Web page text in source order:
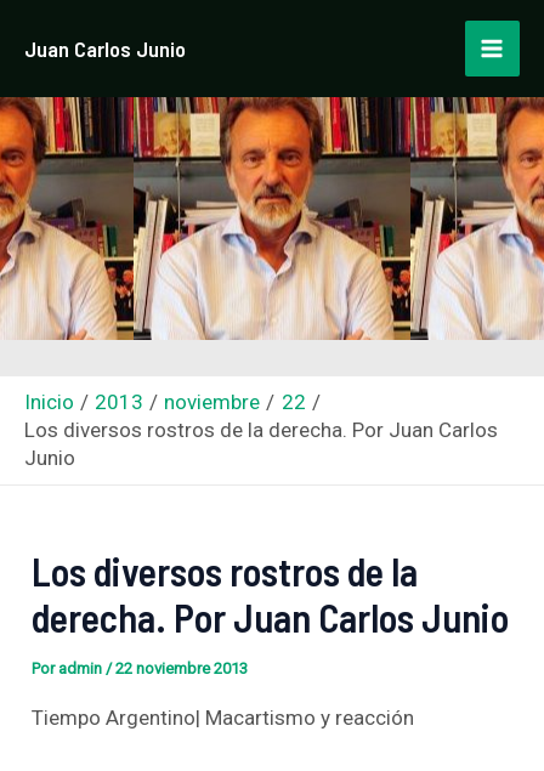
Juan Carlos Junio
Inicio 2013 noviembre
22
Los diversos rostros de la derecha. Por Juan Carlos
Junio
Los diversos rostros de la
derecha. Por Juan Carlos Junio
Por admin/22 noviembre 2013
Tiempo Argentino| Macartismo y reacción
de